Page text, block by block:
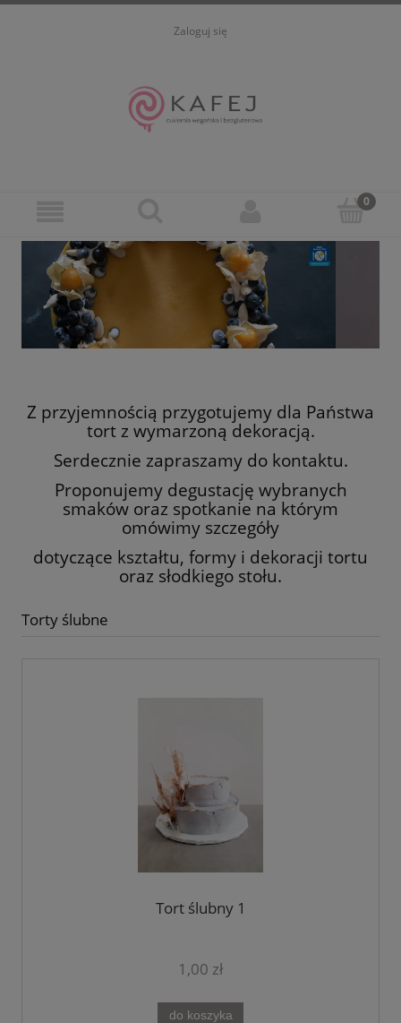
Zaloguj się
Z przyjemnością przygotujemy dla Państwa
tort z wymarzoną dekoracją.
Serdecznie zapraszamy do kontaktu.
Proponujemy degustację wybranych
smaków oraz spotkanie na którym
omówimy szczegóły
dotyczące kształtu, formy i dekoracji tortu
oraz słodkiego stołu.
Torty ślubne
Tort ślubny 1
1,00 zł
do koszyka